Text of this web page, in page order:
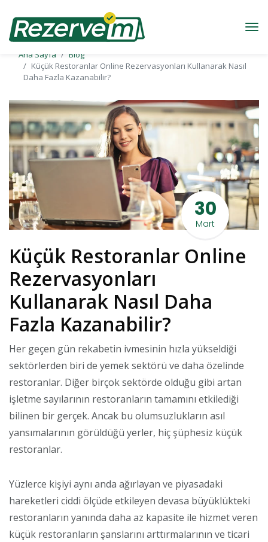
Ana Sayfa
Blog
Küçük Restoranlar Online Rezervasyonları Kullanarak Nasıl
Daha Fazla Kazanabilir?
30
Mart
Küçük Restoranlar Online
Rezervasyonları
Kullanarak Nasıl Daha
Fazla Kazanabilir?
Her geçen gün rekabetin ivmesinin hızla yükseldiği
sektörlerden biri de yemek sektörü ve daha özelinde
restoranlar. Diğer birçok sektörde olduğu gibi artan
işletme sayılarının restoranların tamamını etkilediği
bilinen bir gerçek. Ancak bu olumsuzlukların asıl
yansımalarının görüldüğü yerler, hiç şüphesiz küçük
restoranlar.
Yüzlerce kişiyi aynı anda ağırlayan ve piyasadaki
hareketleri ciddi ölçüde etkileyen devasa büyüklükteki
restoranların yanında daha az kapasite ile hizmet veren
küçük restoranların şanslarını arttırmalarının ve ticari